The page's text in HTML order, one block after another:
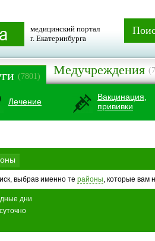
медицинский портал
г. Екатеринбурга
(7801) Медучреждения
Лечение
Вакцинация,
прививки
выбрав именно те районы, которые вам
дни